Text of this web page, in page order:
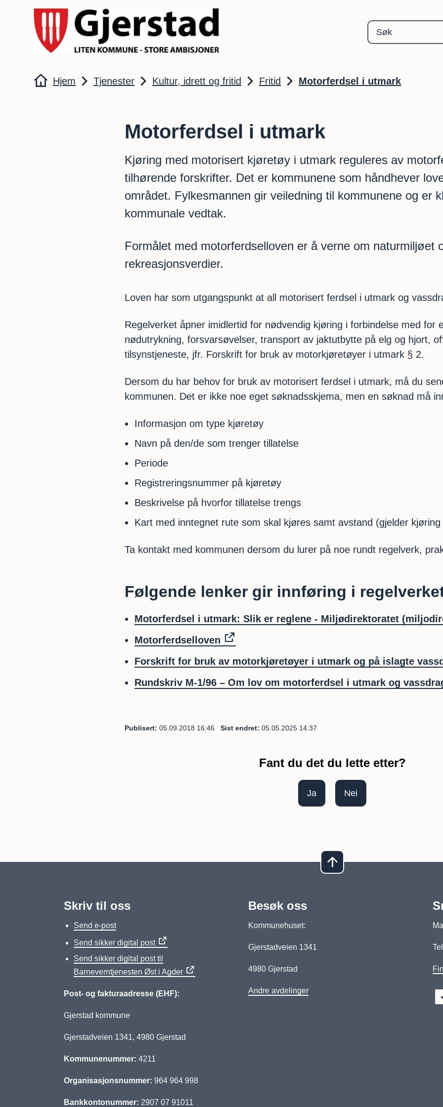
Gjerstad kommune
Du er her:
Hjem Tjenester Kultur, idrett og fritid Fritid Motorferdsel i utmark
Motorferdsel i utmark
Kjøring med motorisert kjøretøy i utmark reguleres av
tilhørende forskrifter. Det er kommunene som håndhever
området. Fylkesmannen gir veiledning til kommunene og er
kommunale vedtak.
Formålet med motorferdselloven er å verne om naturmiljøet
rekreasjonsverdier.
Loven har som utgangspunkt at all motorisert ferdsel i utmark og
Regelverket åpner imidlertid for nødvendig kjøring i forbindelse med for
nødutrykning, forsvarsøvelser, transport av jaktutbytte på elg og hjort,
tilsynstjeneste, jfr. Forskrift for bruk av motorkjøretøyer i utmark § 2.
Dersom du har behov for bruk av motorisert ferdsel i utmark, må du
kommunen. Det er ikke noe eget søknadsskjema, men en søknad må
Informasjon om type kjøretøy
Navn på den/de som trenger tillatelse
Periode
Registreringsnummer på kjøretøy
Beskrivelse på hvorfor tillatelse trengs
Kart med inntegnet rute som skal kjøres samt avstand (gjelder
Ta kontakt med kommunen dersom du lurer på noe rundt regelverk,
Følgende lenker gir innføring i
Motorferdsel i utmark: Slik er reglene - Miljødirektoratet
Motorferdselloven
Forskrift for bruk av motorkjøretøyer i utmark og på islagte
Rundskriv M-1/96 – Om lov om motorferdsel i utmark og
Publisert 05.09.2018 16:46 Sist endret 05.05.2025 14:37
Fant du det du lette etter?
Ja Nei
Skriv til oss
Send e-post
Send sikker digital post
Send sikker digital post til
Barneverntjenesten Øst i Agder
Post- og fakturaadresse (EHF):
Gjerstad kommune
Gjerstadveien 1341, 4980 Gjerstad
Kommunenummer: 4211
Organisasjonsnummer: 964 964 998
Bankkontonummer: 2907 07 91011
Besøk oss
Kommunehuset:
Gjerstadveien 1341
4980 Gjerstad
Andre avdelinger